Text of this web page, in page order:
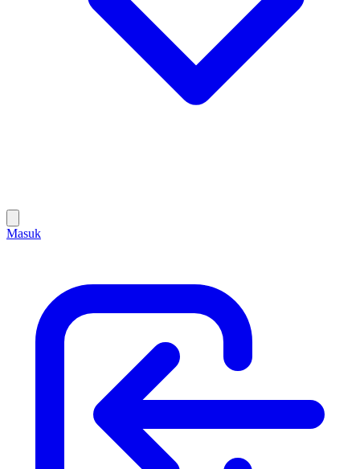
Masuk